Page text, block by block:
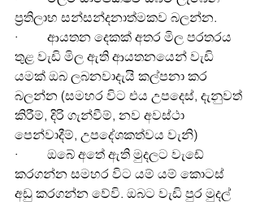
ප්‍රතිලාභ සන්සන්දනාත්මකව බලන්න.
·         ආයතන දෙකක් අතර මිල පරතරය
තුළ වැඩි මිල ඇති ආයතනයෙන් වැඩි
යමක් ඔබ ලබනවාදැයි කල්පනා කර
බලන්න (සමහර විට එය උපදෙස්, දැනුවත්
කිරීම්, දිරි ගැන්වීම්, නව අවස්ථා
පෙන්වාදීම්, උපදේශකත්වය වැනි)
·         ඔබේ අතේ ඇති මුදලට වැඩේ
කරගන්න සමහර විට යම් යම් කොටස්
අඩු කරගන්න වේවි. ඔබට වැඩි පුර මුදල්